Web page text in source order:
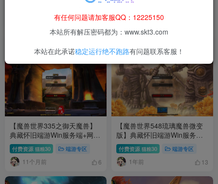
藏怀旧端游Win服务端+网页注
册+GM指令教程+PC客户端
71
Win服务端+网页注册+GM指令
10个月前
【魔兽世界335之御天魔兽】
典藏怀旧端游Win服务端+网页
注册+GM指令教程+PC客户端
+架设教程
付费资源 猫粮30 端游专区
11个月前 6
【魔兽世界548琉璃魔兽微变
版】典藏怀旧端游Win服务端
+网页注册+GM指令教程+PC
客户端+架设教程
付费资源 猫粮30 端游专区
1年前 13
有任何问题请加客服QQ：12225150
本站所有解压密码都为：www.skt3.com
本站在此承诺稳定运行绝不跑路有问题联系客服！